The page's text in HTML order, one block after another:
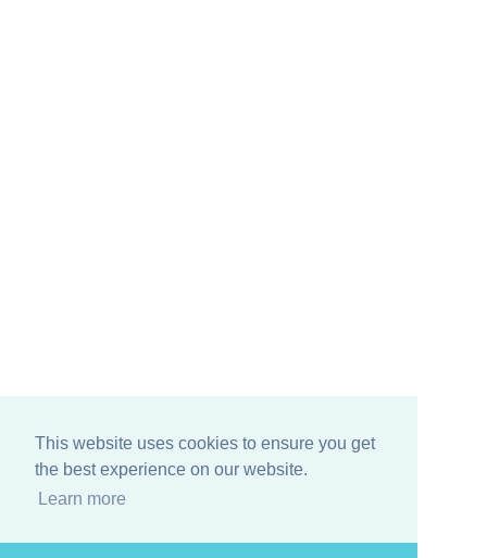
This website uses cookies to ensure you get
the best experience on our website.
Learn more